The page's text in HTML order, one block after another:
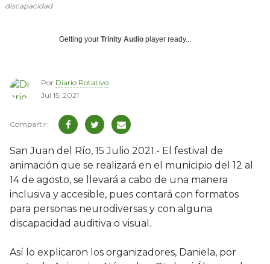
discapacidad
Getting your Trinity Audio player ready...
Por Diario Rotativo
Jul 15, 2021
San Juan del Río, 15 Julio 2021.- El festival de
animación que se realizará en el municipio del 12 al
14 de agosto, se llevará a cabo de una manera
inclusiva y accesible, pues contará con formatos
para personas neurodiversas y con alguna
discapacidad auditiva o visual.
Así lo explicaron los organizadores, Daniela, por